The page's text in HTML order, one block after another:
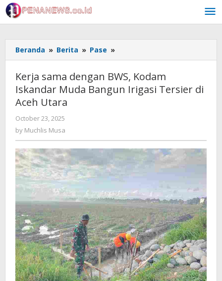
Skip
to
content
Beranda » Berita » Pase »
sama
BWS,
Kodam
Tersier
Aceh
Kerja sama dengan BWS, Kodam
Iskandar Muda Bangun Irigasi Tersier di
Aceh Utara
October 23, 2025
by Muchlis Musa